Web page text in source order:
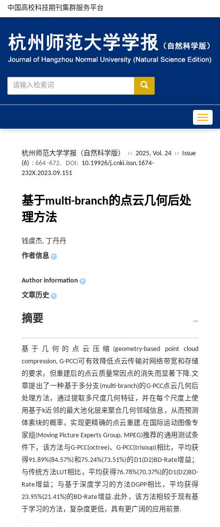
中国高校科技期刊集群服务平台
杭州师范大学学报（自然科学版） ›› 2025, Vol. 24 ›› Issue
(6) : 664 -672. DOI: 10.19926/j.cnki.issn.1674-
232X.2023.09.151
基于multi-branch的点云几何后处
理方法
钱虞杰, 丁丹丹
作者信息 +
Author information +
文章历史 +
摘要
基于几何的点云压缩(geometry-based point cloud
compression, G-PCC)可有效降低点云传输对网络带宽和存储
的要求，但重建后的点云质量常因点的消失而显著下降.文
章提出了一种基于多分支(multi-branch)的G-PCC点云几何后
处理方法，通过提取多尺度几何特征，并在每个尺度上使
用基于k近邻的最大池化层来聚合几何邻域信息，从而预测
体素块的概率，实现更精确的点云重建.在国际运动图像专
家组(Moving Picture Experts Group, MPEG)推荐的通用测试条
件下，该方法与G-PCC(octree)、G-PCC(trisoup)相比，平均获
得91.89%(84.57%)和75.24%(73.51%)的D1(D2)BD-Rate增益；
与传统方法LUT相比，平均获得76.78%(70.37%)的D1(D2)BD-
Rate增益；与基于深度学习的方法DGPP相比，平均获得
23.95%(21.41%)的BD-Rate增益.此外，该方法相较于现有基
于学习的方法，复杂度更低，具有更广阔的应用前景.